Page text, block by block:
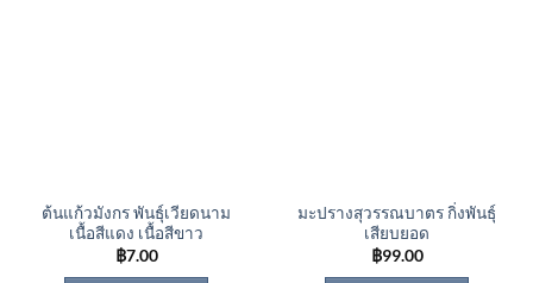
ต้นแก้วมังกร พันธุ์เวียดนาม
เนื้อสีแดง เนื้อสีขาว
฿7.00
มะปรางสุวรรณบาตร กิ่งพันธุ์
เสียบยอด
฿99.00